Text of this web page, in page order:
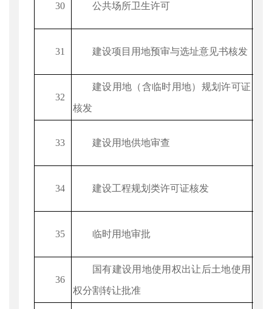
30 公共场所卫生许可
31 建设项目用地预审与选址意见书核发
32
建设用地（含临时用地）规划许可证
核发
33 建设用地供地审查
34 建设工程规划类许可证核发
35 临时用地审批
36
国有建设用地使用权出让后土地使用
权分割转让批准